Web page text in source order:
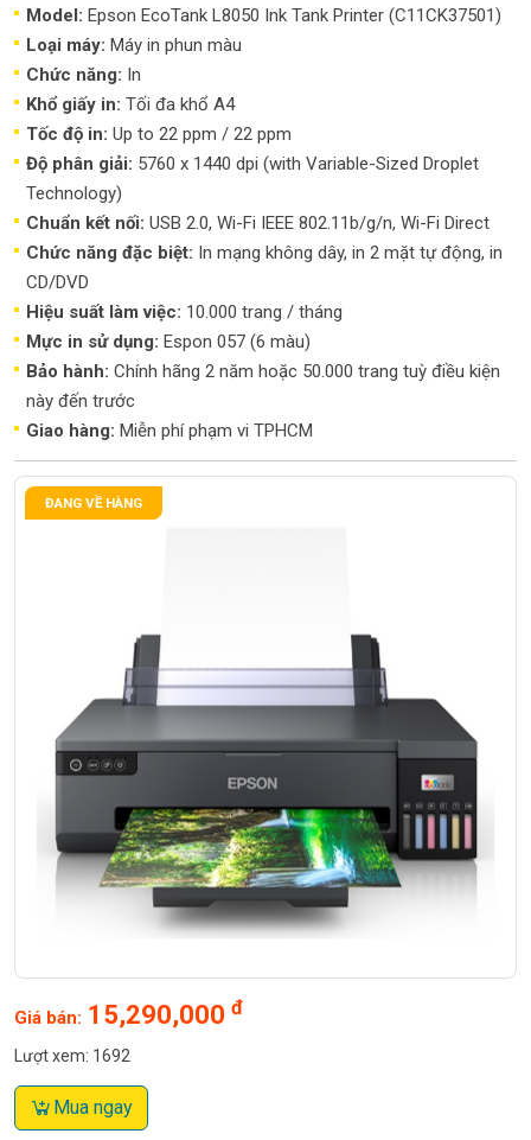
Model: Epson EcoTank L8050 Ink Tank Printer (C11CK37501)
Loại máy: Máy in phun màu
Chức năng: In
Khổ giấy in: Tối đa khổ A4
Tốc độ in: Up to 22 ppm / 22 ppm
Độ phân giải: 5760 x 1440 dpi (with Variable-Sized Droplet
Technology)
Chuẩn kết nối: USB 2.0, Wi-Fi IEEE 802.11b/g/n, Wi-Fi Direct
Chức năng đặc biệt: In mạng không dây, in 2 mặt tự động, in
CD/DVD
Hiệu suất làm việc: 10.000 trang / tháng
Mực in sử dụng: Espon 057 (6 màu)
Bảo hành: Chính hãng 2 năm hoặc 50.000 trang tuỳ điều kiện
này đến trước
Giao hàng: Miễn phí phạm vi TPHCM
ĐANG VỀ HÀNG
Giá bán: 15,290,000 đ
Lượt xem: 1692
Mua ngay